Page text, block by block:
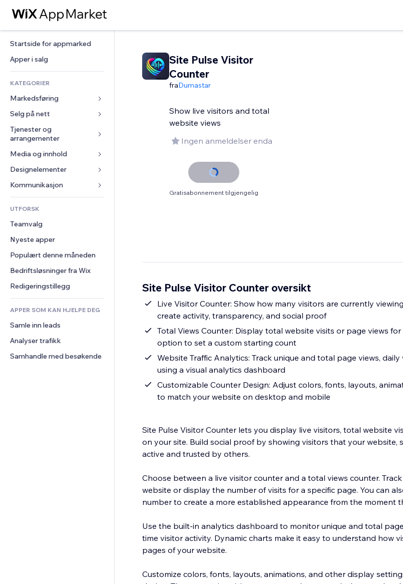
Startside for appmarked
Apper i salg
KATEGORIER
Markedsføring
Annonser
Mobil
Analyser
Sosiale medier
SEO
Engasjement
Nettstedsoppføringer
E-post
Konvertering
Selg på nett
Apper for butikker
Frakt og levering
Selg-knapper
Nettkurs
On-demand-utskrift
Regnskap
Kuponger og fordelsprogram
Lagerløsninger
Dropshipping
Priser og abonnement
Folkefinansiering
Mat og drikke
Tjenester og
arrangementer
Hoteller
Arrangementer
Restauranter
Eiendom
Bookinger
Media og innhold
Galleri
Musikk
Podkaster
Fotografi
Video
PDF
Fildeling
Nyheter
Designelementer
Kart og navigasjon
Personvern og sikkerhet
Klokke
Sidemaler
Bildeeffekter
Knapper og menyer
Bannere og merker
Kalkulatorer
Søk
Vær
Diagrammer og tabeller
Skjemaer
Avstemninger
Chat
Kommentarer
Telefon
Samfunn
Anmeldelser og
UTFORSK
Teamvalg
Nyeste apper
Populært denne måneden
Bedriftsløsninger fra Wix
Redigeringstillegg
APPER SOM KAN HJELPE DEG
Samle inn leads
Analyser trafikk
Samhandle med besøkende
Site Pulse Visitor
Counter
fraDumastar
Show live visitors and total
website views
Ingen anmeldelser enda
Gratisabonnement tilgjengelig
Site Pulse Visitor Counter oversikt
Live Visitor Counter: Show how many visitors are currently viewing your website in real time to
create activity, transparency, and social proof
Total Views Counter: Display total website visits or page views for a specific page, with the
option to set a custom starting count
Website Traffic Analytics: Track unique and total page views, daily visits, and all-time traffic
using a visual analytics dashboard
Customizable Counter Design: Adjust colors, fonts, layouts, animations, and display settings
to match your website on desktop and mobile
Site Pulse Visitor Counter lets you display live visitors, total website
on your site. Build social proof by showing visitors that your website,
active and trusted by others.
Choose between a live visitor counter and a total views counter.
website or display the number of visits for a specific page. You can
number to create a more established appearance from the moment
Use the built-in analytics dashboard to monitor unique and total
time visitor activity. Dynamic charts make it easy to understand how
pages of your website.
Customize colors, fonts, layouts, animations, and other display